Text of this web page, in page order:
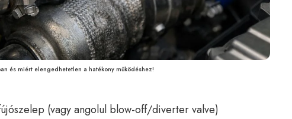
és miért elengedhetetlen a hatékony működéshez!
(vagy angolul blow-off/diverter valve)